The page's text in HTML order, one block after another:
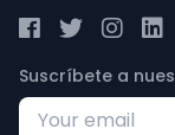
Suscríbete a